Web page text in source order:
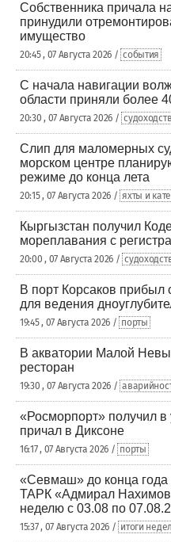
Собственника причала
принудили
имущество
20:45 , 07 Августа 2026 / события
С начала навигации
области приняли более
20:30 , 07 Августа 2026 /
Слип для маломерных
морском центре
режиме до конца лета
20:15 , 07 Августа 2026 / яхты и
Кыргызстан получил
мореплавания с
20:00 , 07 Августа 2026 /
В порт Корсаков
для ведения
19:45 , 07 Августа 2026 / порты
В акватории Малой Невы
ресторан
19:30 , 07 Августа 2026 /
«Росморпорт» получил
причал в Диксоне
16:17 , 07 Августа 2026 / порты
«Севмаш» до конца
ТАРК «Адмирал
неделю с 03.08 по
15:37 , 07 Августа 2026 / итоги